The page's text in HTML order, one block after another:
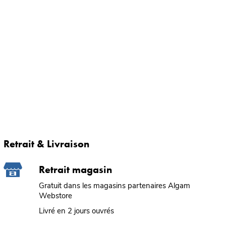
Retrait & Livraison
Retrait magasin
Gratuit dans les magasins partenaires Algam
Webstore
Livré en 2 jours ouvrés